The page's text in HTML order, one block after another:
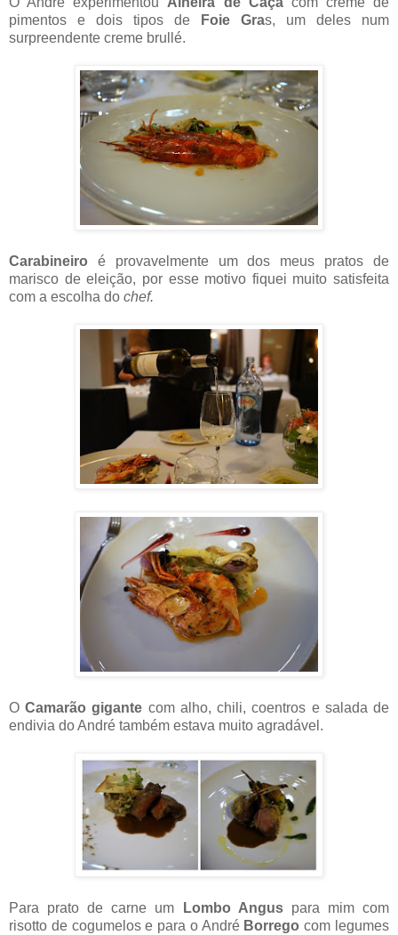
pimentos e dois tipos de
Foie Gras, um deles num
surpreendente creme brullé.
Carabineiro é provavelmente um dos meus pratos de
marisco de eleição, por esse motivo fiquei muito satisfeita
com a escolha do chef.
OCamarão gigante com alho, chili, coentros e salada de
endivia do André também estava muito agradável.
Para prato de carne um Lombo Angus para mim com
risotto de cogumelos e para o André Borregocom legumes